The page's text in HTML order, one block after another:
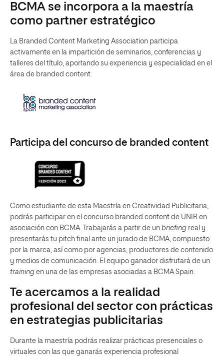
BCMA se incorpora a la maestría
como partner estratégico
La Branded Content Marketing Association participa
activamente en la impartición de seminarios, conferencias y
talleres del título, aportando su experiencia y especialidad en el
área de branded content.
Participa del concurso de branded content
Como estudiante de esta Maestría en Creatividad Publicitaria,
podrás participar en el concurso branded content de UNIR en
asociación con BCMA. Trabajarás a partir de un briefing real y
presentarás tu pitch final ante un jurado de BCMA, compuesto
por la marca, así como por agencias, productores de contenido
y medios de comunicación. El equipo ganador disfrutará de un
training en una de las empresas asociadas a BCMA Spain.
Te acercamos a la realidad
profesional del sector con prácticas
en estrategias publicitarias
Durante la maestría podrás realizar prácticas presenciales o
virtuales con las que ganarás experiencia profesional